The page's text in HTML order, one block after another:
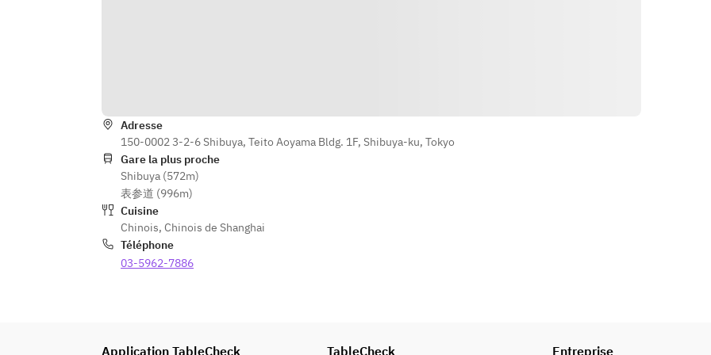
Adresse
150-0002 3-2-6 Shibuya, Teito Aoyama Bldg. 1F, Shibuya-ku, Tokyo
Gare la plus proche
Shibuya (572m)
表参道 (996m)
Cuisine
Chinois, Chinois de Shanghai
Téléphone
03-5962-7886
Application TableCheck TableCheck Entreprise